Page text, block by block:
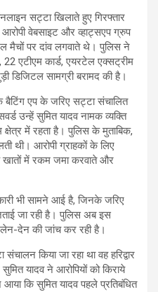
सट्टा खिलाते हुए गिरफ्तार
वेबसाइट और व्हाट्सएप ग्रुप
मैचों पर दांव लगवाते थे। पुलिस ने
एटीएम कार्ड, एयरटेल एक्सट्रीम
सामग्री बरामद की है।
एप के जरिए सट्टा संचालित
उन्हें सुमित यादव नामक व्यक्ति
क्षेत्र में रहता है। पुलिस के मुताबिक,
थी। आरोपी ग्राहकों के लिए
में रकम जमा करवाते और
भी सामने आई है, जिनके जरिए
जा रही है। पुलिस अब इस
देन की जांच कर रही है।
किया जा रहा था वह हरिद्वार
यादव ने आरोपियों को किराये
कि सुमित यादव पहले प्रतिबंधित